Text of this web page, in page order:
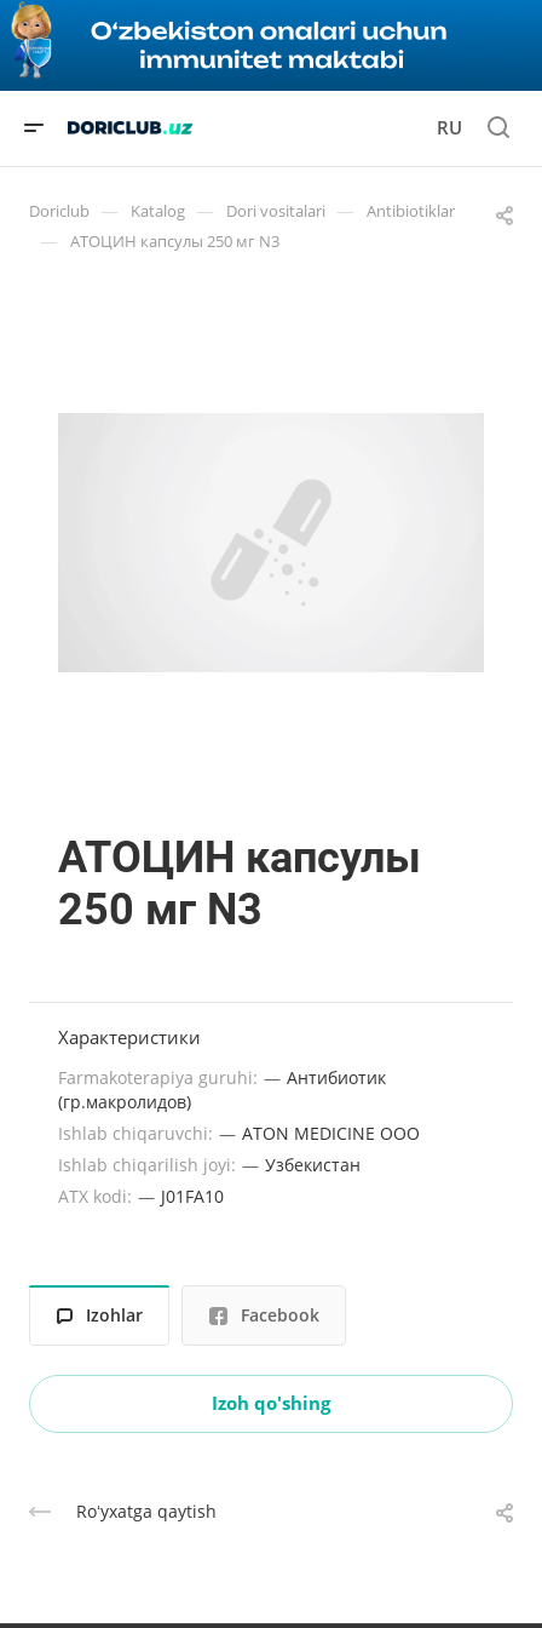
RU
Doriclub — Katalog — Dori vositalari — Antibiotiklar
— АТОЦИН капсулы 250 мг N3
АТОЦИН капсулы
250 мг N3
Характеристики
Farmakoterapiya guruhi: — Антибиотик
(гр.макролидов)
Ishlab chiqaruvchi: — ATON MEDICINE ООО
Ishlab chiqarilish joyi: — Узбекистан
ATX kodi: — J01FA10
Izohlar Facebook
Izoh qo'shing
Roʻyxatga qaytish